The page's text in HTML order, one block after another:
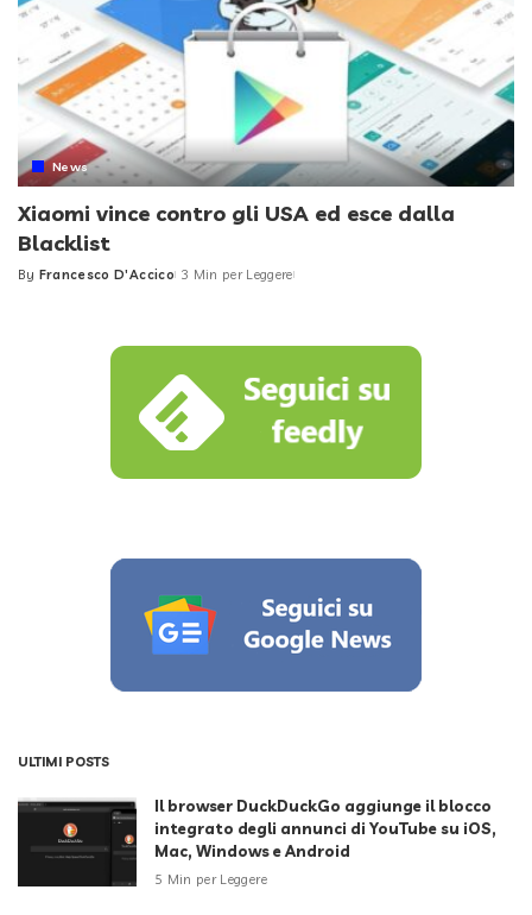
News
Xiaomi vince contro gli USA ed esce dalla
Blacklist
Posted
By Francesco D'Accico 3 Min per Leggere
ULTIMI POSTS
Il browser DuckDuckGo aggiunge il blocco
integrato degli annunci di YouTube su iOS,
Mac, Windows e Android
5 Min per Leggere